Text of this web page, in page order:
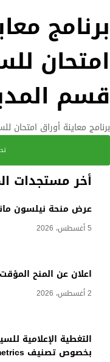
أخر مستجدات
عرض منحة نيلسون
5 أغسطس، 2026
اعلان عن المنح المؤقت
2 أغسطس، 2026
التغطية الإعلامية
بخصوص تصنيف Webometrics ،
برنامج
امتحان
قسم
برنامج معاينة أوراق امتحان